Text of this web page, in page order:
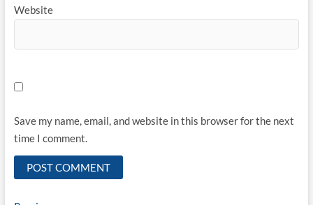
Website
Save my name, email, and website in this browser for the next
time I comment.